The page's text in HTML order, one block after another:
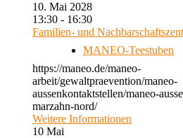
10. Mai 2028
13:30 - 16:30
Familien- und
MANEO-Teestuben
https://maneo.de/maneo-
arbeit/gewaltpraevention/maneo-
aussenkontaktstellen/maneo-
marzahn-nord/
Weitere Informationen
10 Mai